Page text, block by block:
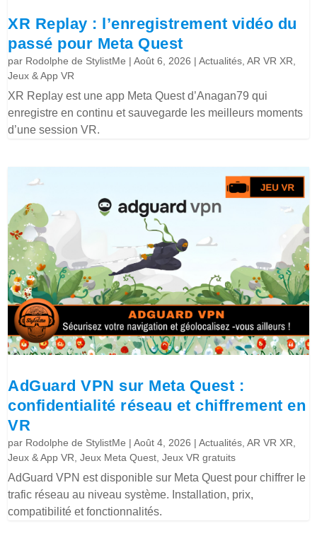
XR Replay : l’enregistrement vidéo du
passé pour Meta Quest
par Rodolphe de StylistMe |Août 6, 2026 |Actualités,AR VR XR,
Jeux & App VR
XR Replay est une app Meta Quest d’Anagan79 qui
enregistre en continu et sauvegarde les meilleurs moments
d’une session VR.
AdGuard VPN sur Meta Quest :
confidentialité réseau et chiffrement en
VR
par Rodolphe de StylistMe |Août 4, 2026 |Actualités,AR VR XR,
Jeux & App VR,Jeux Meta Quest,Jeux VR gratuits
AdGuard VPN est disponible sur Meta Quest pour chiffrer le
trafic réseau au niveau système. Installation, prix,
compatibilité et fonctionnalités.